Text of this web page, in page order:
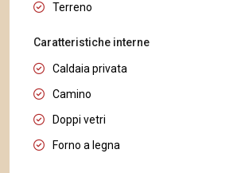
Terreno
Caratteristiche interne
Caldaia privata
Camino
Doppi vetri
Forno a legna